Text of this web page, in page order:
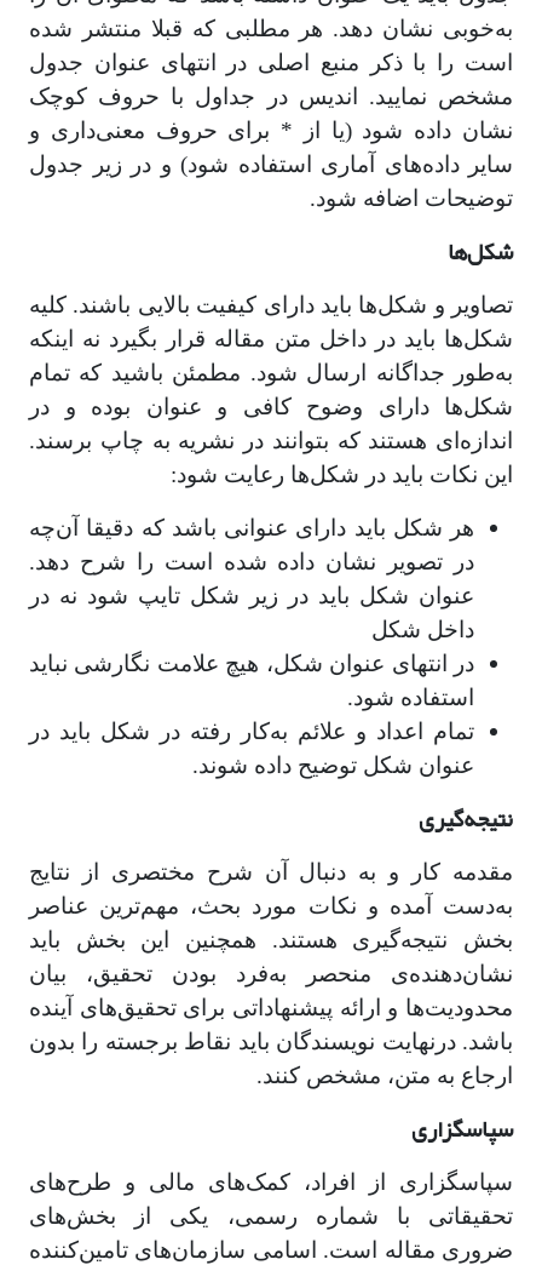
به‌خوبی نشان دهد. هر مطلبی که قبلا منتشر شده
است را با ذکر منبع اصلی در انتهای عنوان جدول
مشخص نمایید. اندیس در‌ جداول با حروف کوچک
نشان داده شود (یا از * برای حروف معنی‌داری و
سایر داده‌های آماری استفاده شود) و در زیر جدول
توضیحات اضافه شود.
شکل‌ها
تصاویر و شکل‌ها باید دارای کیفیت بالایی باشند. کلیه
شکل‌ها باید در داخل متن مقاله قرار بگیرد نه اینکه
به‌طور جداگانه ارسال شود. مطمئن باشید که تمام
شکل‌ها دارای وضوح کافی و عنوان بوده و در
اندازه‌ای هستند که بتوانند در نشریه به چاپ برسند.
این نکات باید در شکل‌ها رعایت شود:
هر شکل باید دارای عنوانی باشد که دقیقا آن‌چه
در تصویر نشان داده شده است را شرح دهد.
عنوان شکل باید در زیر شکل تایپ شود نه در
داخل شکل
در انتهای عنوان شکل، هیچ علامت نگارشی نباید
استفاده شود.
تمام اعداد و علائم به‌کار رفته در شکل باید در
عنوان شکل توضیح داده شوند.
نتیجه‌گیری
مقدمه کار و به دنبال آن شرح مختصری از نتایج
به‌دست آمده و نکات مورد بحث، مهم‌ترین عناصر
بخش نتیجه‌گیری هستند. همچنین این بخش باید
نشان‌دهنده‌ی منحصر به‌فرد بودن تحقیق، بیان
محدودیت‌ها و ارائه پیشنهاداتی برای تحقیق‌های آینده
باشد. درنهایت نویسندگان باید نقاط برجسته را بدون
ارجاع به متن، مشخص کنند.
سپاسگزاری
سپاسگزاری از افراد، کمک‌های مالی و طرح‌های
تحقیقاتی با شماره رسمی، یکی از بخش‌های
ضروری مقاله است. اسامی سازمان‌های تامین‌کننده